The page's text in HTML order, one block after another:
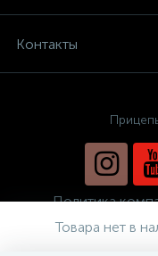
Товара нет в
Контакты
Политика